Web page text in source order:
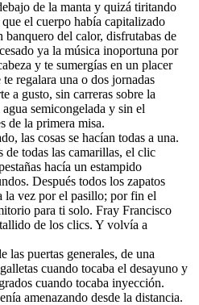
de la manta y quizá tiritando
el cuerpo había capitalizado
banquero del calor, disfrutabas de
ya la música inoportuna por
y te sumergías en un placer
regalara una o dos jornadas
a gusto, sin carreras sobre la
semicongelada y sin el
de la primera misa.
las cosas se hacían todas a una.
de todas las camarillas, el clic
hacía un estampido
Después todos los zapatos
la vez por el pasillo; por fin el
para ti solo. Fray Francisco
de los clics. Y volvía a
las puertas generales, de una
cuando tocaba el desayuno y
cuando tocaba inyección.
amenazando desde la distancia.